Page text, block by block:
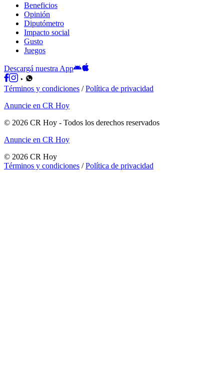
Beneficios
Opinión
Diputómetro
Impacto social
Gusto
Juegos
Descargá nuestra App
Términos y condiciones /Política de privacidad
Anuncie en CR Hoy
© 2026 CR Hoy - Todos los derechos reservados
Anuncie en CR Hoy
© 2026 CR Hoy
Términos y condiciones /Política de privacidad